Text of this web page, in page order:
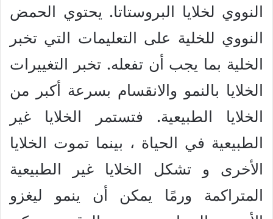
النووي لخلايا البروستاتا. يحتوي الحمض
النووي للخلية على التعليمات التي تخبر
الخلية بما يجب أن تفعله. تخبر التغييرات
الخلايا بالنمو والانقسام بسرعة أكبر من
الخلايا الطبيعية. فتستمر الخلايا غير
الطبيعية في الحياة ، بينما تموت الخلايا
الأخرى و تشكل الخلايا غير الطبيعية
المتراكمة ورمًا يمكن أن ينمو ليغزو